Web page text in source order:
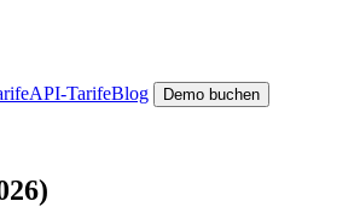
API-TarifeBlog Demo buchen